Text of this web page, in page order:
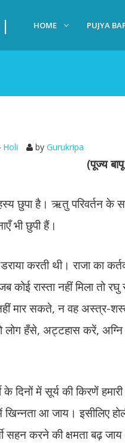
HOME PUJYA
Holi by Gurukripa
(पूज्य
छुपा है। ऋतु परिवर्तन के
भी छुपी हैं।
डराया करती थी। राजा
रास्ता नहीं मिला तो रघु
मार सकते, न वह अस्त्र-
हँसे, अट्टहास करें, अग्नि
दिनों में सूर्य की किरणें
खिन्नता आ जाय। इसीलिए
सहन करने की क्षमता बढ़